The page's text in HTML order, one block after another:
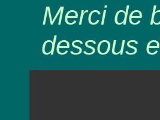
Merci de
dessous